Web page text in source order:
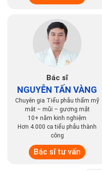
Bác sĩ
NGUYỄN TẤN VÀNG
Chuyên gia Tiểu phẫu thẩm mỹ
mắt – mũi – gương mặt
10+ năm kinh nghiệm
Hơn 4.000 ca tiểu phẫu thành
công
Bác sĩ tư vấn